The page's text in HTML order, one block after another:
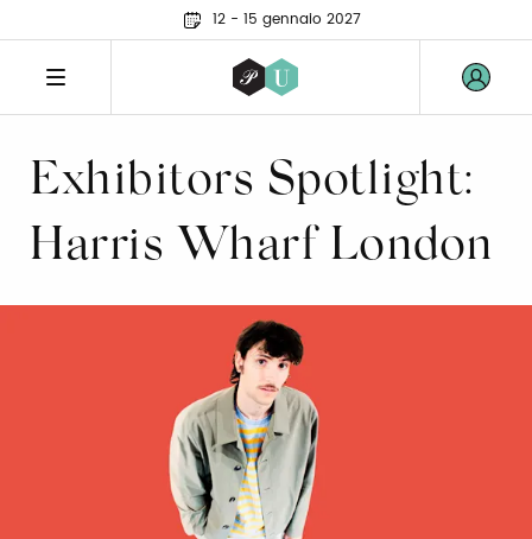
12 - 15 gennaio 2027
Exhibitors Spotlight:
Harris Wharf London